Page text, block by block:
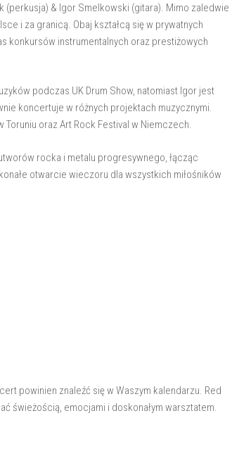
& Igor Smelkowski (gitara). Mimo zaledwie
i za granicą. Obaj kształcą się w prywatnych
konkursów instrumentalnych oraz prestiżowych
podczas UK Drum Show, natomiast Igor jest
koncertuje w różnych projektach muzycznymi.
oraz Art Rock Festival w Niemczech.
rocka i metalu progresywnego, łącząc
otwarcie wieczoru dla wszystkich miłośników
powinien znaleźć się w Waszym kalendarzu. Red
świeżością, emocjami i doskonałym warsztatem.